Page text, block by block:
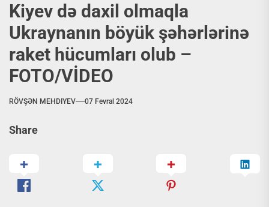
Kiyev də daxil olmaqla
Ukraynanın böyük şəhərlərinə
raket hücumları olub –
FOTO/VİDEO
RÖVŞƏN MEHDIYEV 07 Fevral 2024
Share